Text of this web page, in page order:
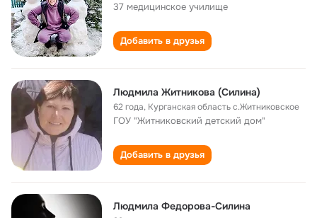
37 медицинское училище
Добавить в друзья
Людмила Житникова (Силина)
62 года, Курганская область с.Житниковское
ГОУ "Житниковский детский дом"
Добавить в друзья
Людмила Федорова-Силина